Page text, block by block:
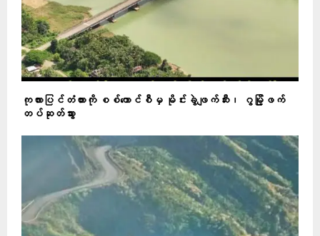
ကုလားပြင်တံတားကို စစ်ကောင်စီမှ မိုင်းခွဲဖျက်ဆီး၊ ဂွမြို့ဖက်
တပ်ဆုတ်သွား